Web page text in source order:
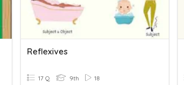
Reflexives
17 Q 9th 18